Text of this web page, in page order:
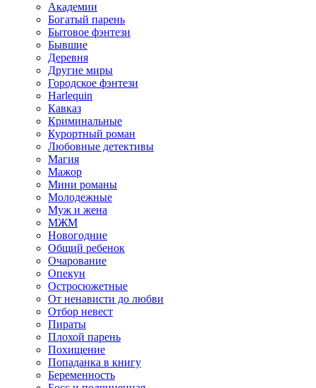
Академии
Богатый парень
Бытовое фэнтези
Бывшие
Деревня
Другие миры
Городское фэнтези
Harlequin
Кавказ
Криминальные
Курортный роман
Любовные детективы
Магия
Мажор
Мини романы
Молодежные
Муж и жена
МЖМ
Новогодние
Общий ребенок
Очарование
Опекун
Остросюжетные
От ненависти до любви
Отбор невест
Пираты
Плохой парень
Похищение
Попаданка в книгу
Беременность